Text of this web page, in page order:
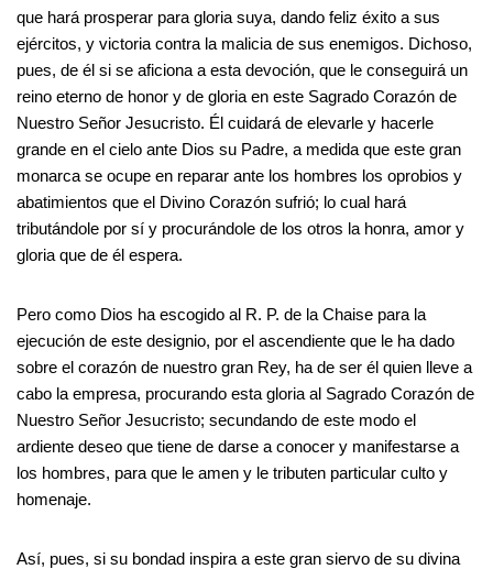
que hará prosperar para gloria suya, dando feliz éxito a sus
ejércitos, y victoria contra la malicia de sus enemigos. Dichoso,
pues, de él si se aficiona a esta devoción, que le conseguirá un
reino eterno de honor y de gloria en este Sagrado Corazón de
Nuestro Señor Jesucristo. Él cuidará de elevarle y hacerle
grande en el cielo ante Dios su Padre, a medida que este gran
monarca se ocupe en reparar ante los hombres los oprobios y
abatimientos que el Divino Corazón sufrió; lo cual hará
tributándole por sí y procurándole de los otros la honra, amor y
gloria que de él espera.
Pero como Dios ha escogido al R. P. de la Chaise para la
ejecución de este designio, por el ascendiente que le ha dado
sobre el corazón de nuestro gran Rey, ha de ser él quien lleve a
cabo la empresa, procurando esta gloria al Sagrado Corazón de
Nuestro Señor Jesucristo; secundando de este modo el
ardiente deseo que tiene de darse a conocer y manifestarse a
los hombres, para que le amen y le tributen particular culto y
homenaje.
Así, pues, si su bondad inspira a este gran siervo de su divina